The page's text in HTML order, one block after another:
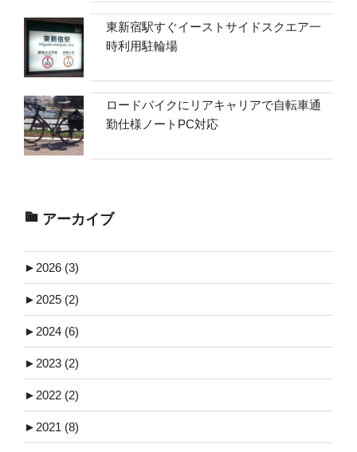
東新宿駅すぐイーストサイドスクエア一
時利用駐輪場
ロードバイクにリアキャリアで自転車通
勤仕様ノートPC対応
アーカイブ
► 2026 (3)
► 2025 (2)
► 2024 (6)
► 2023 (2)
► 2022 (2)
► 2021 (8)